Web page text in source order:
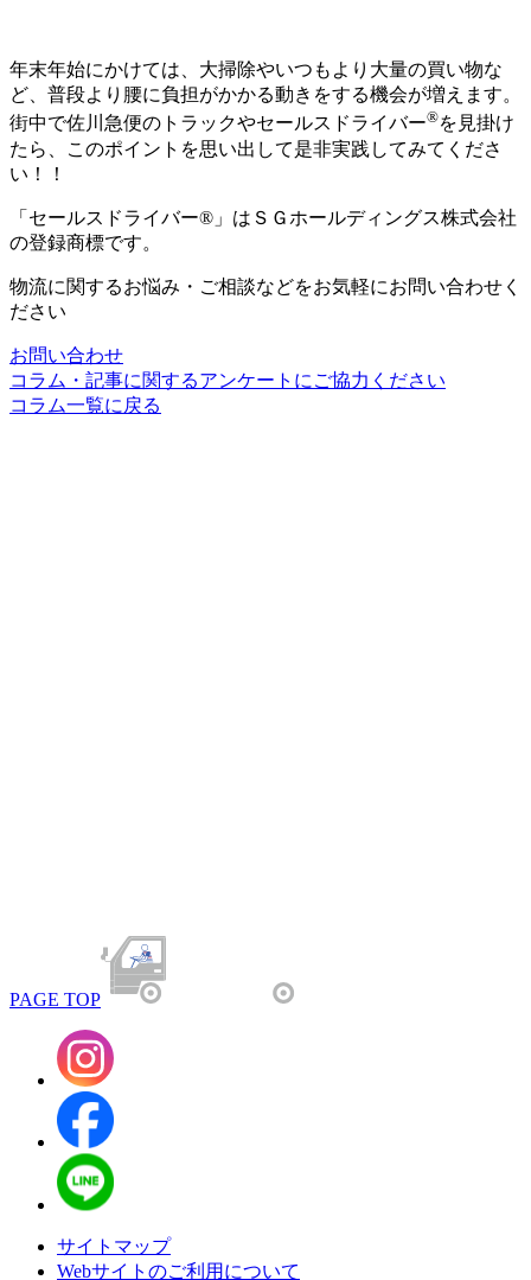
年末年始にかけては、大掃除やいつもより大量の買い物な
ど、普段より腰に負担がかかる動きをする機会が増えます。
街中で佐川急便のトラックやセールスドライバー®を見掛け
たら、このポイントを思い出して是非実践してみてくださ
い！！
「セールスドライバー®」はＳＧホールディングス株式会社
の登録商標です。
物流に関するお悩み・ご相談などをお気軽にお問い合わせく
ださい
お問い合わせ
コラム・記事に関するアンケートにご協力ください
コラム一覧に戻る
PAGE TOP
サイトマップ
Webサイトのご利用について